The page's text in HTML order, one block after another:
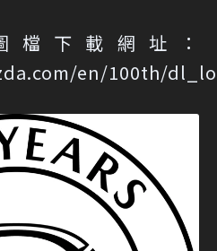
檔下載網址：
en/100th/